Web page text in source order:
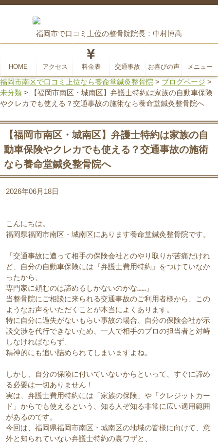
福岡市で口コミ上位の整骨院院長：中村博高
HOME アクセス 料金表 交通事故 お喜びの声 メニュー
福岡市南区で口コミ上位なら養命堂鍼灸整骨院 > ブログページ >
未分類 >
【福岡市南区・城南区】弁護士特約は家族の自動車保険
やクレカでも使える？交通事故の施術なら養命堂鍼灸整骨院へ
【福岡市南区・城南区】弁護士特約は家族の自
動車保険やクレカでも使える？交通事故の施術
なら養命堂鍼灸整骨院へ
2026年06月18日
こんにちは。
福岡県福岡市南区・城南区にあります養命堂鍼灸整骨院です。
「交通事故に遭って相手の保険会社とのやり取りが苦痛だけれ
ど、自分の自動車保険には『弁護士費用特約』をつけていなか
ったから、
専門家に頼むのは諦めるしかないのかな……」
当整骨院にご相談に来られる交通事故のご利用者様から、この
ようなお声をいただくことが本当によくあります。
特に自分に過失がないもらい事故の場合、自分の保険会社が示
談交渉を代行できないため、一人で相手のプロの担当者と対峙
しなければならず、
精神的にも追い詰められてしまいますよね。
しかし、自分の保険に付いていないからといって、すぐに諦め
る必要は一切ありません！
実は、弁護士費用特約には「家族の保険」や「クレジットカー
ド」からでも使えるという、知る人ぞ知る非常に広い適用範囲
があるのです。
今回は、福岡県福岡市南区・城南区の地域の皆様に向けて、意
外と知られていない弁護士特約の裏ワザと、